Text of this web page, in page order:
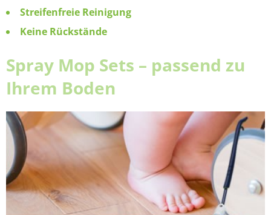
Streifenfreie Reinigung
Keine Rückstände
Spray Mop Sets – passend zu
Ihrem Boden